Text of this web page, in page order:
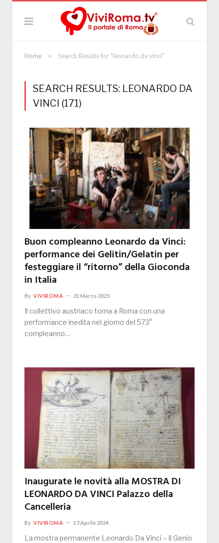
Home » Search Results for "leonardo da vinci"
SEARCH RESULTS: LEONARDO DA
VINCI (171)
Buon compleanno Leonardo da Vinci:
performance dei Gelitin/Gelatin per
festeggiare il “ritorno” della Gioconda
in Italia
By VIVIROMA 21 Marzo 2025
Il collettivo austriaco torna a Roma con una
performance inedita nel giorno del 573°
compleanno…
Inaugurate le novità alla MOSTRA DI
LEONARDO DA VINCI Palazzo della
Cancelleria
By VIVIROMA 17 Aprile 2024
La mostra permanente Leonardo Da Vinci – Il Genio